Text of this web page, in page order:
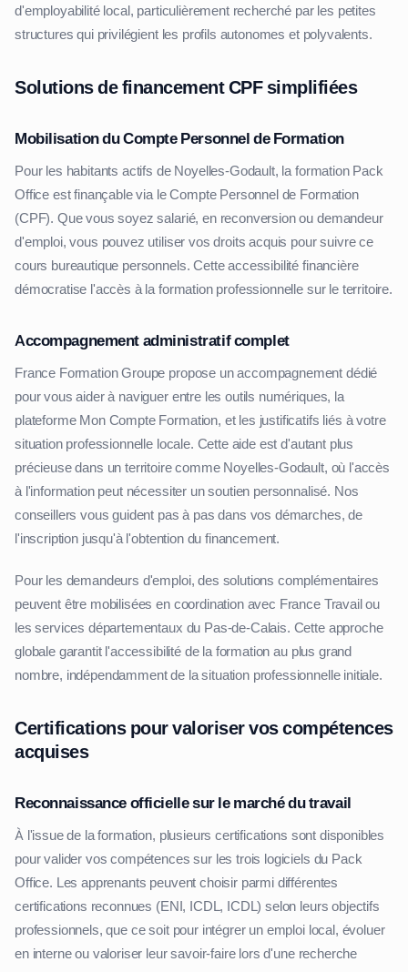
d'employabilité local, particulièrement recherché par les petites
structures qui privilégient les profils autonomes et polyvalents.
Solutions de financement CPF simplifiées
Mobilisation du Compte Personnel de Formation
Pour les habitants actifs de Noyelles-Godault, la formation Pack
Office est finançable via le Compte Personnel de Formation
(CPF). Que vous soyez salarié, en reconversion ou demandeur
d'emploi, vous pouvez utiliser vos droits acquis pour suivre ce
cours bureautique personnels. Cette accessibilité financière
démocratise l'accès à la formation professionnelle sur le territoire.
Accompagnement administratif complet
France Formation Groupe propose un accompagnement dédié
pour vous aider à naviguer entre les outils numériques, la
plateforme Mon Compte Formation, et les justificatifs liés à votre
situation professionnelle locale. Cette aide est d'autant plus
précieuse dans un territoire comme Noyelles-Godault, où l'accès
à l'information peut nécessiter un soutien personnalisé. Nos
conseillers vous guident pas à pas dans vos démarches, de
l'inscription jusqu'à l'obtention du financement.
Pour les demandeurs d'emploi, des solutions complémentaires
peuvent être mobilisées en coordination avec France Travail ou
les services départementaux du Pas-de-Calais. Cette approche
globale garantit l'accessibilité de la formation au plus grand
nombre, indépendamment de la situation professionnelle initiale.
Certifications pour valoriser vos compétences
acquises
Reconnaissance officielle sur le marché du travail
À l'issue de la formation, plusieurs certifications sont disponibles
pour valider vos compétences sur les trois logiciels du Pack
Office. Les apprenants peuvent choisir parmi différentes
certifications reconnues (ENI, ICDL, ICDL) selon leurs objectifs
professionnels, que ce soit pour intégrer un emploi local, évoluer
en interne ou valoriser leur savoir-faire lors d'une recherche